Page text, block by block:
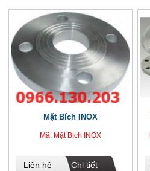
Mặt Bích INOX
Mã: Mặt Bích INOX
Liên hệ Chi tiết